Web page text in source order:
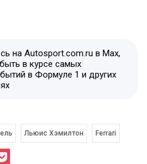
на Autosport.com.ru в Max,
в курсе самых
в Формуле 1 и других
Льюис Хэмилтон Ferrari